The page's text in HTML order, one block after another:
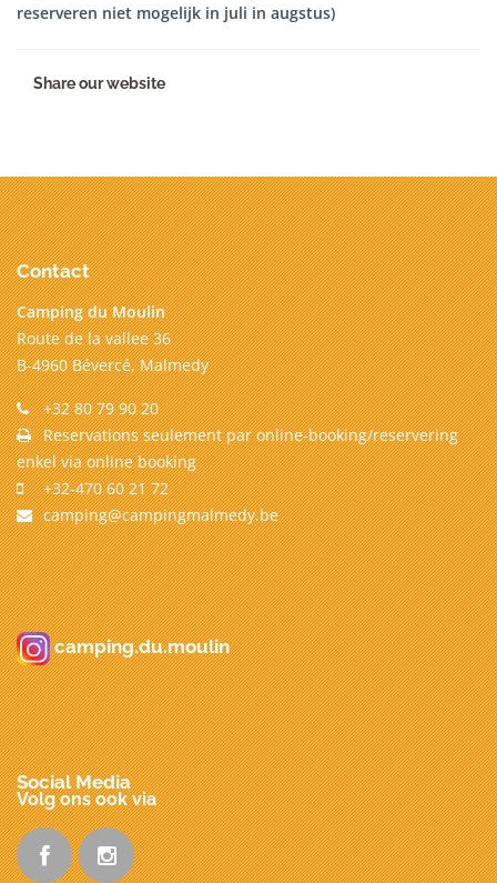
reserveren niet mogelijk in juli in augstus)
Share our website
Contact
Camping du Moulin
Route de la vallee 36
B-4960 Bévercé, Malmedy
+32 80 79 90 20
Reservations seulement par online-booking/reservering
enkel via online booking
+32-470 60 21 72
camping@campingmalmedy.be
camping.du.moulin
Social Media
Volg ons ook via